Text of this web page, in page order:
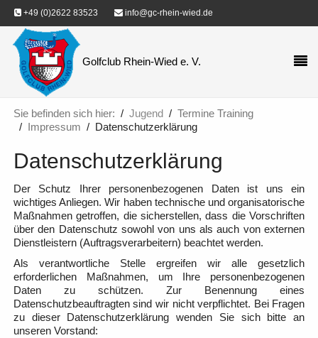
+49 (0)2622 83523 info@gc-rhein-wied.de
Golfclub Rhein-Wied e. V.
Sie befinden sich hier: Jugend
Termine Training
Impressum
Datenschutzerklärung
Datenschutzerklärung
Der Schutz Ihrer personenbezogenen Daten ist uns ein
wichtiges Anliegen. Wir haben technische und organisatorische
Maßnahmen getroffen, die sicherstellen, dass die Vorschriften
über den Datenschutz sowohl von uns als auch von externen
Dienstleistern (Auftragsverarbeitern) beachtet werden.
Als verantwortliche Stelle ergreifen wir alle gesetzlich
erforderlichen Maßnahmen, um Ihre personenbezogenen
Daten zu schützen. Zur Benennung eines
Datenschutzbeauftragten sind wir nicht verpflichtet. Bei Fragen
zu dieser Datenschutzerklärung wenden Sie sich bitte an
unseren Vorstand: